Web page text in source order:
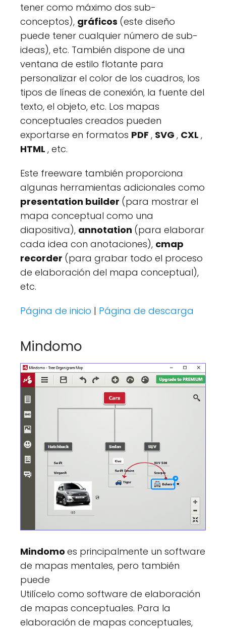
tener como máximo dos sub-
conceptos), gráficos (este diseño
puede tener cualquier número de sub-
ideas), etc. También dispone de una
ventana de estilo flotante para
personalizar el color de los cuadros, los
tipos de líneas de conexión, la fuente del
texto, el objeto, etc. Los mapas
conceptuales creados pueden
exportarse en formatos PDF , SVG , CXL ,
HTML , etc.
Este freeware también proporciona
algunas herramientas adicionales como
presentation builder (para mostrar el
mapa conceptual como una
diapositiva), annotation (para elaborar
cada idea con anotaciones), cmap
recorder (para grabar todo el proceso
de elaboración del mapa conceptual),
etc.
Página de inicio | Página de descarga
Mindomo
Mindomo es principalmente un software
de mapas mentales, pero también
puede
Utilícelo como software de elaboración
de mapas conceptuales. Para la
elaboración de mapas conceptuales,